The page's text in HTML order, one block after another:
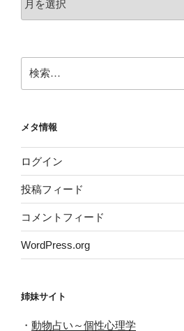
ー
索:
メタ情報
ログイン
投稿フィード
コメントフィード
WordPress.org
姉妹サイト
・ 動物占い～個性心理学